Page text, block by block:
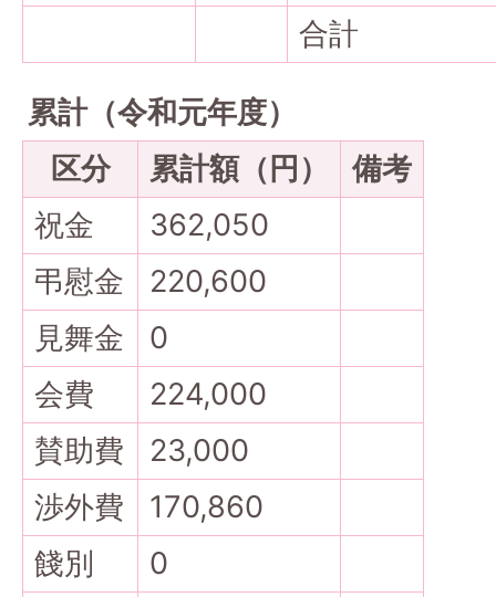
合計
累計（令和元年度）
区分
累計額（円）
備考
祝金
362,050
弔慰金
220,600
見舞金
0
会費
224,000
賛助費
23,000
渉外費
170,860
餞別
0